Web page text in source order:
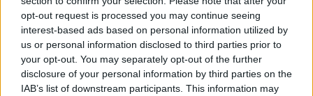
opt-out request is processed you may continue seeing
interest-based ads based on personal information utilized by
us or personal information disclosed to third parties prior to
your opt-out. You may separately opt-out of the further
disclosure of your personal information by third parties on the
IAB’s list of downstream participants. This information may